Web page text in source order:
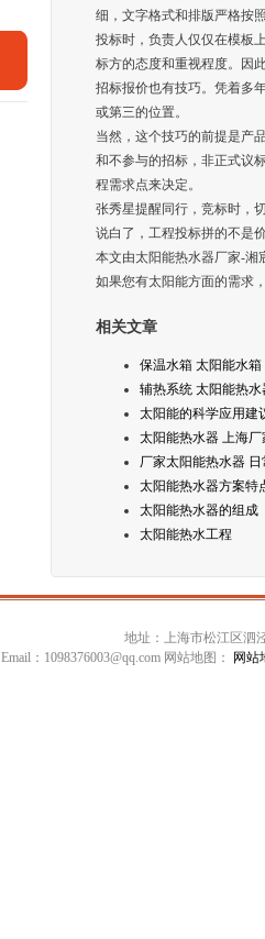
细，文字格式和排版严格按
投标时，负责人仅仅在模板
标方的态度和重视程度。因
招标报价也有技巧。凭着多
或第三的位置。
当然，这个技巧的前提是产
和不参与的招标，非正式议
程需求点来决定。
张秀星提醒同行，竞标时，
说白了，工程投标拼的不是
本文由太阳能热水器厂家-湘
如果您有太阳能方面的需求
相关文章
保温水箱 太阳能水箱
辅热系统 太阳能热水
太阳能的科学应用建
太阳能热水器 上海厂
厂家太阳能热水器 日
太阳能热水器方案特
太阳能热水器的组成
太阳能热水工程
地址：上海市松江区泗泾
Email：1098376003@qq.com 网站地图：
网站